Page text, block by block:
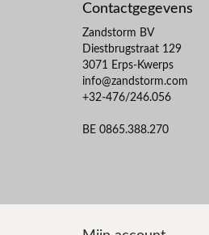
Contactgegevens
Zandstorm BV
Diestbrugstraat 129
3071 Erps-Kwerps
info@zandstorm.com
+32-476/246.056
BE 0865.388.270